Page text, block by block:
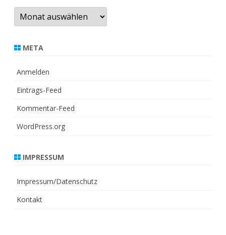
Archiv
META
Anmelden
Eintrags-Feed
Kommentar-Feed
WordPress.org
IMPRESSUM
Impressum/Datenschutz
Kontakt